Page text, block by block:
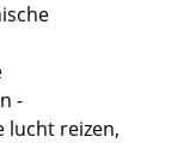
link
link
-
lucht reizen,